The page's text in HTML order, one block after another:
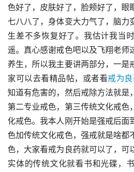
色好了，皮肤好了，脸颊好了，眼
七八八了，身体变大力气了，脑力
生差不多恢复好了。我估计我当
遥。真心感谢戒色吧以及飞翔老师
养生，所以我主要讲两部分，一是
家可以去看精品帖，或者看戒为
知道有危害的，然后戒除方法就是
第二专业戒色，第三传统文化戒色
化戒色。我本人刚开始是强戒后面
色加传统文化戒色，强戒就是啥都
色，大家看戒为良药就可以了，可
实体的传统文化就看书和光碟，